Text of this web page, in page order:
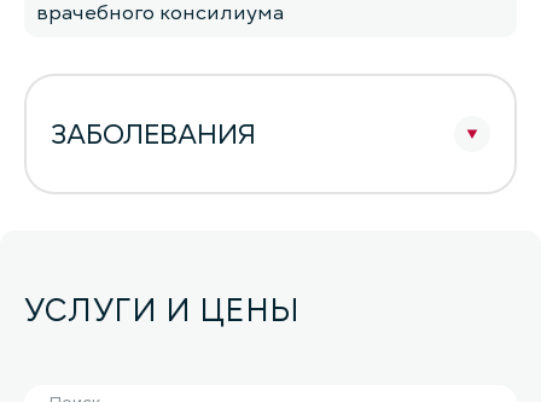
врачебного консилиума
ЗАБОЛЕВАНИЯ
УСЛУГИ И ЦЕНЫ